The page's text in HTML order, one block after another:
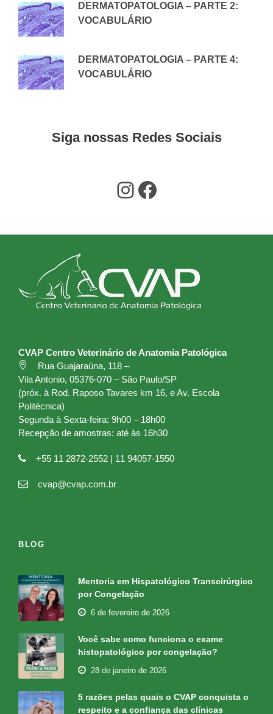
DERMATOPATOLOGIA – PARTE 2:
VOCABULÁRIO
DERMATOPATOLOGIA – PARTE 4:
VOCABULÁRIO
Siga nossas Redes Sociais
Instagram Facebook
CVAP Centro Veterinário de Anatomia Patológica
Rua Guajaraúna, 118 –
Vila Antonio, 05376-070 – São Paulo/SP
(próx. à Rod. Raposo Tavares km 16, e Av. Escola
Politécnica)
Segunda à Sexta-feira: 9h00 – 18h00
Recepção de amostras: até às 16h30
+55 11 2872-2552 | 11 94057-1550
cvap@cvap.com.br
BLOG
Mentoria em Hispatológico Transcirúrgico
por Congelação
6 de fevereiro de 2026
Você sabe como funciona o exame
histopatológico por congelação?
28 de janeiro de 2026
5 razões pelas quais o CVAP conquista o
respeito e a confiança das clínicas